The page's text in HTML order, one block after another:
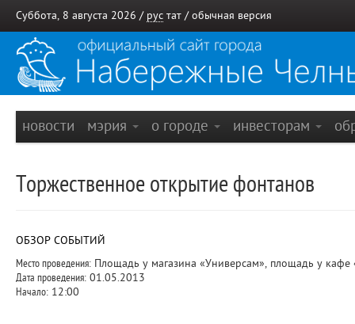
Суббота, 8 августа 2026 / рус тат / обычная версия
новости мэрия о городе инвесторам
Торжественное открытие фонтанов
ОБЗОР СОБЫТИЙ
Место проведения: Площадь у магазина «Универсам», площадь у
Дата проведения: 01.05.2013
Начало: 12:00